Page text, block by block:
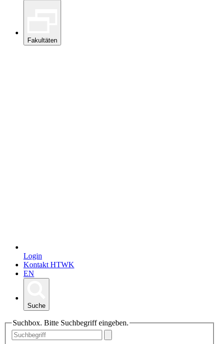
Fakultäten
Login
Kontakt HTWK
EN
Suche
Suchbox. Bitte Suchbegriff eingeben.